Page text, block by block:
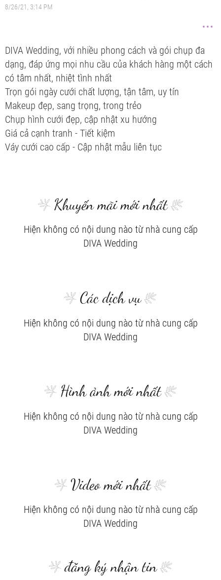
8/26/21, 3:14 PM
DIVA Wedding, với nhiều phong cách và gói chụp đa
dạng, đáp ứng mọi nhu cầu của khách hàng một cách
có tâm nhất, nhiệt tình nhất
Trọn gói ngày cưới chất lượng, tận tâm, uy tín
Makeup đẹp, sang trọng, trong trẻo
Chụp hình cưới đẹp, cập nhật xu hướng
Giá cả cạnh tranh - Tiết kiệm
Váy cưới cao cấp - Cập nhật mẫu liên tục
Khuyến mãi mới nhất
Hiện không có nội dung nào từ nhà cung cấp
DIVA Wedding
Các dịch vụ
Hiện không có nội dung nào từ nhà cung cấp
DIVA Wedding
Hình ảnh mới nhất
Hiện không có nội dung nào từ nhà cung cấp
DIVA Wedding
Video mới nhất
Hiện không có nội dung nào từ nhà cung cấp
DIVA Wedding
đăng ký nhận tin